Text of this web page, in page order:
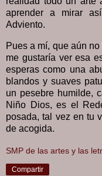
aprender a mirar
Adviento.
Pues a mí, que aún
me gustaría ver esa
esperas como una
blandos y suaves
un pesebre humilde,
Niño Dios, es el
posada, tal vez en tu
de acogida.
SMP de las artes y las
Compartir